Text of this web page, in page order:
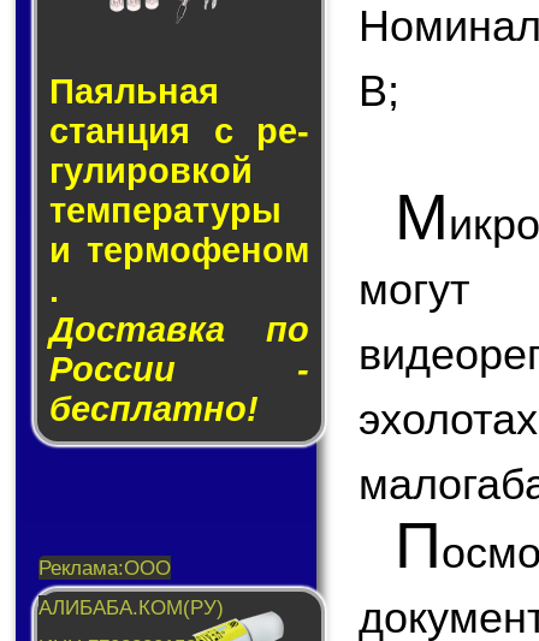
Паяльная
стан­ция с ре­
гу­ли­ров­кой
тем­пе­ра­ту­ры
и тер­мо­фе­ном
.
Доставка по
России -
бесплатно!
В;
М
П